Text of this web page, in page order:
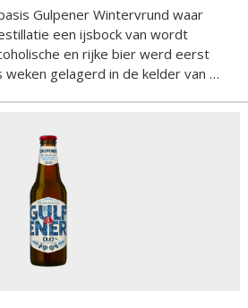
Gulpener Wintervrund waar
een ijsbock van wordt
en rijke bier werd eerst
gelagerd in de kelder van de
jeneverbessen, zoethout,
uit de eikenhouten vaten en